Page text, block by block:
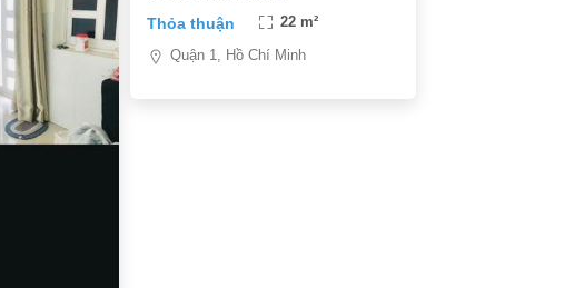
Thỏa thuận 22 m²
Quận 1, Hồ Chí Minh